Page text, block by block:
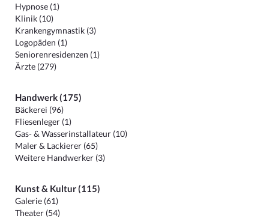
Hypnose (1)
Klinik (10)
Krankengymnastik (3)
Logopäden (1)
Seniorenresidenzen (1)
Ärzte (279)
Handwerk (175)
Bäckerei (96)
Fliesenleger (1)
Gas- & Wasserinstallateur (10)
Maler & Lackierer (65)
Weitere Handwerker (3)
Kunst & Kultur (115)
Galerie (61)
Theater (54)